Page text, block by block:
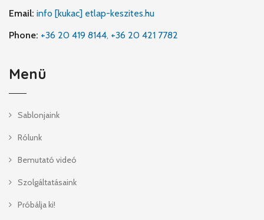
Email: info [kukac] etlap-keszites.hu
Phone: +36 20 419 8144, +36 20 421 7782
Menü
Sablonjaink
Rólunk
Bemutató videó
Szolgáltatásaink
Próbálja ki!